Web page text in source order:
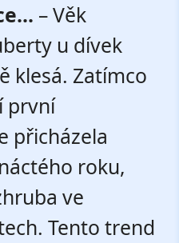
– Věk
u dívek
klesá. Zatímco
první
přicházela
roku,
ve
Tento trend